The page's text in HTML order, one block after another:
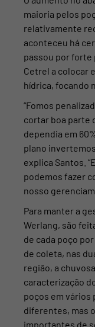
maioria pelos
relativamente
aconteceu há
passou por forte
Cetrel a colocar
hídrica, focando
“Fomos
cortar boa parte
dependia em
plano
explica Santos.
podemos fazer
nosso
Para manter a
Werlang, são
de cada poço
de coleta, nas
região, a
caracterização
poços em
diferentes, mas
importantes de